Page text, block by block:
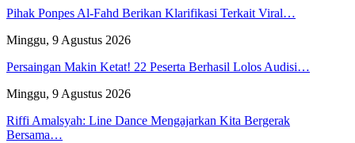
Pihak Ponpes Al-Fahd Berikan Klarifikasi Terkait Viral…
Minggu, 9 Agustus 2026
Persaingan Makin Ketat! 22 Peserta Berhasil Lolos Audisi…
Minggu, 9 Agustus 2026
Riffi Amalsyah: Line Dance Mengajarkan Kita Bergerak
Bersama…